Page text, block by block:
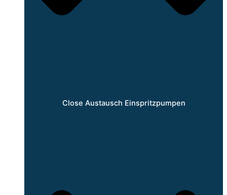
Close Austausch Einspritzpumpen